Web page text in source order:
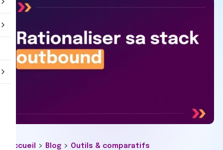
Accueil > Blog > Outils & comparatifs